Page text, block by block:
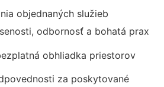
objednaných služieb
odbornosť a bohatá prax
obhliadka priestorov
za poskytované